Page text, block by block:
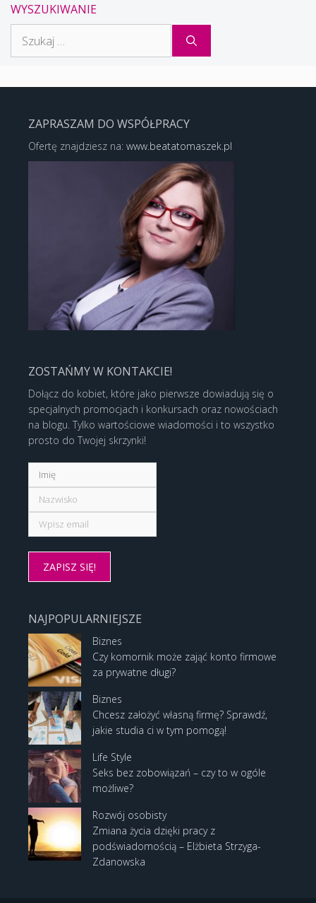
WYSZUKIWANIE
ZAPRASZAM DO WSPÓŁPRACY
Ofertę znajdziesz na: www.beatatomaszek.pl
ZOSTAŃMY W KONTAKCIE!
Dołącz do kobiet, które jako pierwsze dowiadują się o
specjalnych promocjach i konkursach oraz nowościach
na blogu. Tylko wartościowe wiadomości i to wszystko
prosto do Twojej skrzynki!
NAJPOPULARNIEJSZE
Biznes
Czy komornik może zająć konto firmowe
za prywatne długi?
Biznes
Chcesz założyć własną firmę? Sprawdź,
jakie studia ci w tym pomogą!
Life Style
Seks bez zobowiązań – czy to w ogóle
możliwe?
Rozwój osobisty
Zmiana życia dzięki pracy z
podświadomością – Elżbieta Strzyga-
Zdanowska